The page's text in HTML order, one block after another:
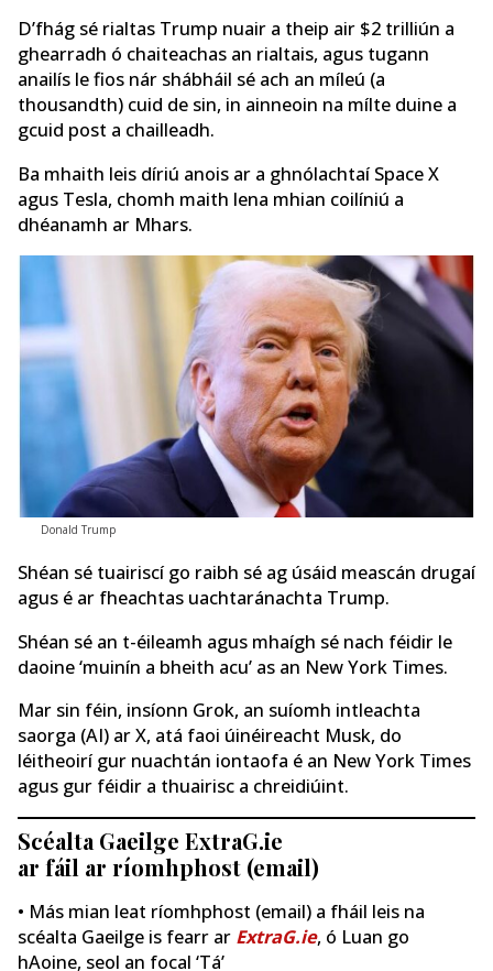
D’fhág sé rialtas Trump nuair a theip air $2 trilliún a
ghearradh ó chaiteachas an rialtais, agus tugann
anailís le fios nár shábháil sé ach an míleú (a
thousandth) cuid de sin, in ainneoin na mílte duine a
gcuid post a chailleadh.
Ba mhaith leis díriú anois ar a ghnólachtaí Space X
agus Tesla, chomh maith lena mhian coilíniú a
dhéanamh ar Mhars.
Donald Trump
Shéan sé tuairiscí go raibh sé ag úsáid meascán drugaí
agus é ar fheachtas uachtaránachta Trump.
Shéan sé an t-éileamh agus mhaígh sé nach féidir le
daoine ‘muinín a bheith acu’ as an New York Times.
Mar sin féin, insíonn Grok, an suíomh intleachta
saorga (AI) ar X, atá faoi úinéireacht Musk, do
léitheoirí gur nuachtán iontaofa é an New York Times
agus gur féidir a thuairisc a chreidiúint.
Scéalta Gaeilge ExtraG.ie
ar fáil ar ríomhphost (email)
• Más mian leat ríomhphost (email) a fháil leis na
scéalta Gaeilge is fearr ar ExtraG.ie, ó Luan go
hAoine, seol an focal ‘Tá’